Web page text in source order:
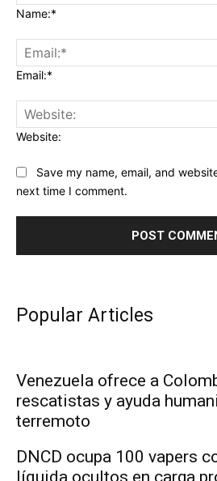
Name:*
Email:*
Website:
Save my name, email, and
next time I comment.
Popular Articles
Venezuela ofrece a
rescatistas y ayuda
terremoto
DNCD ocupa 100 vapers
líquida ocultos en carga